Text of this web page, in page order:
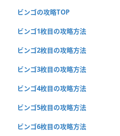
ビンゴの攻略TOP
ビンゴ1枚目の攻略方法
ビンゴ2枚目の攻略方法
ビンゴ3枚目の攻略方法
ビンゴ4枚目の攻略方法
ビンゴ5枚目の攻略方法
ビンゴ6枚目の攻略方法